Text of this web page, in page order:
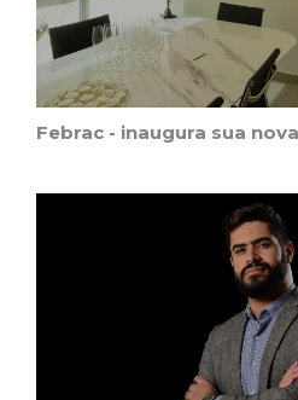
Febrac - inaugura sua